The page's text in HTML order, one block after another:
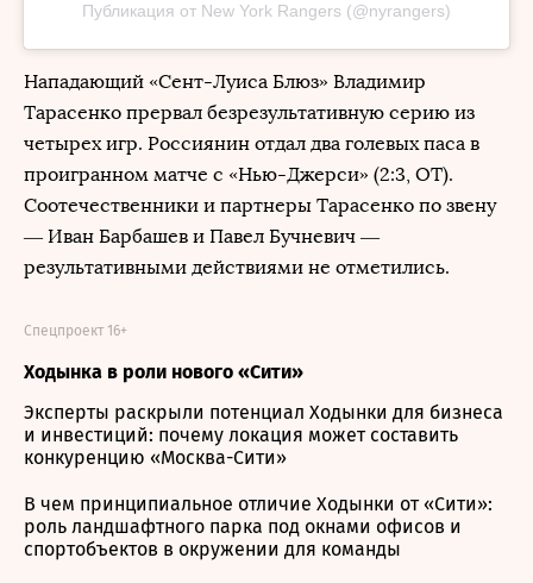
Публикация от New York Rangers (@nyrangers)
Нападающий «Сент-Луиса Блюз» Владимир
Тарасенко прервал безрезультативную серию из
четырех игр. Россиянин отдал два голевых паса в
проигранном матче с «Нью-Джерси» (2:3, ОТ).
Соотечественники и партнеры Тарасенко по звену
— Иван Барбашев и Павел Бучневич —
результативными действиями не отметились.
Ходынка в роли нового «Сити»
Спецпроект 16+
Эксперты раскрыли потенциал Ходынки для бизнеса
и инвестиций: почему локация может составить
конкуренцию «Москва-Сити»
В чем принципиальное отличие Ходынки от «Сити»:
роль ландшафтного парка под окнами офисов и
спортобъектов в окружении для команды